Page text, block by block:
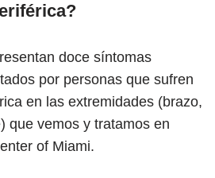
doce síntomas
por personas que sufren
en las extremidades (brazo,
que vemos y tratamos en
of Miami.